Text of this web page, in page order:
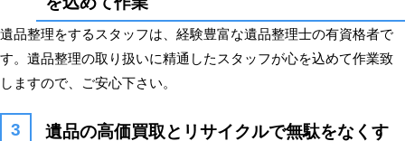
遺品整理をするスタッフは、経験豊富な遺品整理士の有資格者で
す。遺品整理の取り扱いに精通したスタッフが心を込めて作業致
しますので、ご安心下さい。
遺品の高価買取とリサイクルで無駄をなくす